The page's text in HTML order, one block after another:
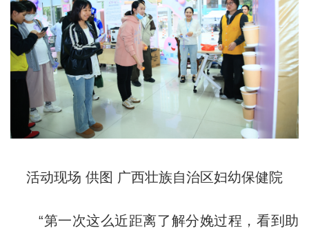
活动现场 供图 广西壮族自治区妇幼保健院
“第一次这么近距离了解分娩过程，看到助